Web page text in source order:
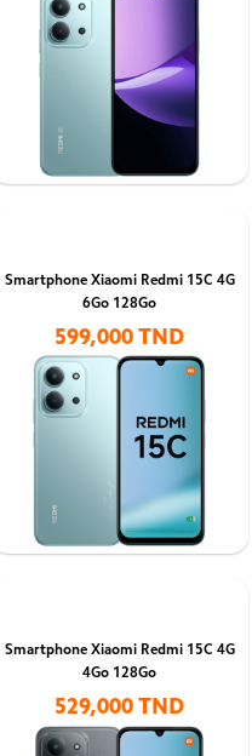
Smartphone Xiaomi Redmi 15C 4G
6Go 128Go
599,000 TND
Smartphone Xiaomi Redmi 15C 4G
4Go 128Go
529,000 TND